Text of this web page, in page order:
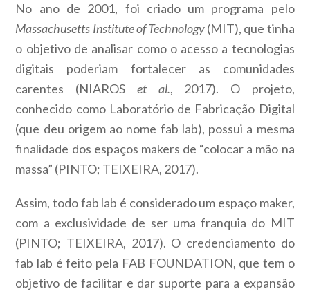
No ano de 2001, foi criado um programa pelo
Massachusetts Institute of Technology(MIT), que tinha
o objetivo de analisar como o acesso a tecnologias
digitais poderiam fortalecer as comunidades
carentes (NIAROS et al., 2017). O projeto,
conhecido como Laboratório de Fabricação Digital
(que deu origem ao nome fab lab), possui a mesma
finalidade dos espaços makers de “colocar a mão na
massa” (PINTO; TEIXEIRA, 2017).
Assim, todo fab lab é considerado um espaço maker,
com a exclusividade de ser uma franquia do MIT
(PINTO; TEIXEIRA, 2017). O credenciamento do
fab lab é feito pela FAB FOUNDATION, que tem o
objetivo de facilitar e dar suporte para a expansão